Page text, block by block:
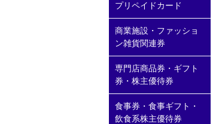
プリペイドカード
商業施設・ファッショ
ン雑貨関連券
専門店商品券・ギフト
券・株主優待券
食事券・食事ギフト・
飲食系株主優待券